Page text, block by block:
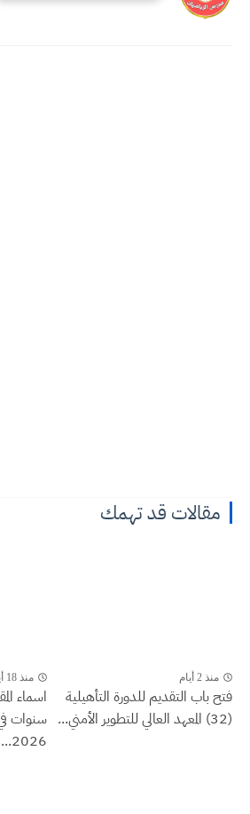
مقالات قد تهمك
منذ 2 أيام
فتح باب التقديم للدورة التأهيلية
(32) المعهد العالي للتطوير الأمني...
منذ 18 أيام
سنوات
2026...